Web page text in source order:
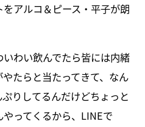
アルコ＆ピース・平子が朗
いわい飲んでたら皆には内緒
たらと当たってきて、なん
りしてるんだけどちょっと
ってくるから、LINEで